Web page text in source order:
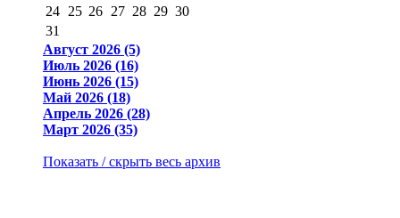
24 25 26 27 28 29 30
31
Август 2026 (5)
Июль 2026 (16)
Июнь 2026 (15)
Май 2026 (18)
Апрель 2026 (28)
Март 2026 (35)
Показать / скрыть весь архив